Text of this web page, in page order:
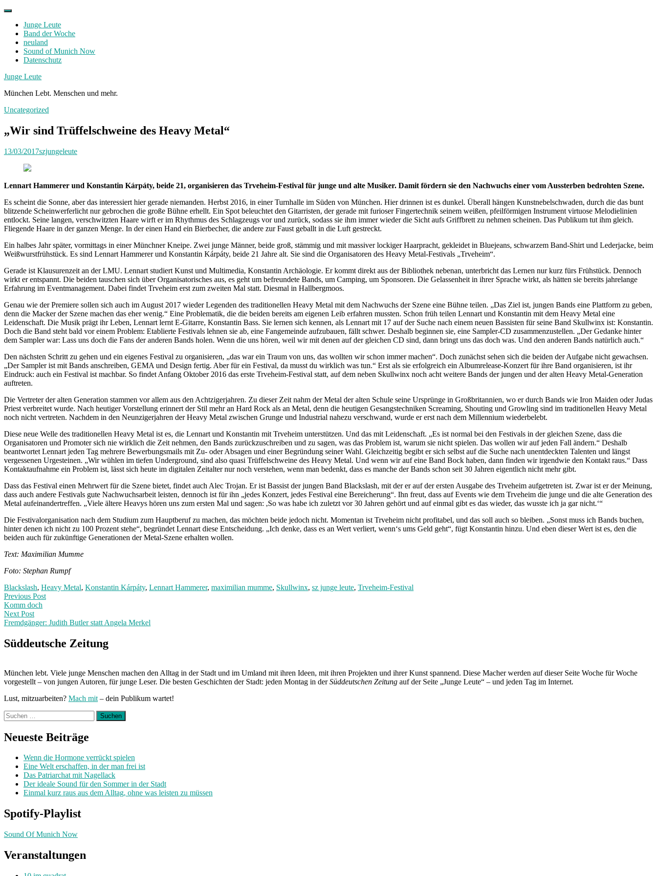
Skip
contentJunge Leute
Band der Woche
neuland
Sound of Munich Now
Datenschutz
Facebook
Twitter
Instagram
Junge Leute
München Lebt. Menschen und mehr.
Uncategorized
„Wir sind Trüffelschweine des Heavy Metal“
13/03/2017szjungeleute
Lennart Hammerer und Konstantin Kárpáty, beide 21, organisieren das Trveheim-Festival für junge und alte Musiker. Damit fördern sie den Nachwuchs einer vom Aussterben bedrohten Szene.
Es scheint die Sonne, aber das interessiert hier gerade niemanden. Herbst 2016, in einer Turnhalle im Süden von München. Hier drinnen ist es dunkel. Überall hängen Kunstnebelschwaden, durch die das bunt
blitzende Scheinwerferlicht nur gebrochen die große Bühne erhellt. Ein Spot beleuchtet den Gitarristen, der gerade mit furioser Fingertechnik seinem weißen, pfeilförmigen Instrument virtuose Melodielinien
entlockt. Seine langen, verschwitzten Haare wirft er im Rhythmus des Schlagzeugs vor und zurück, sodass sie ihm immer wieder die Sicht aufs Griffbrett zu nehmen scheinen. Das Publikum tut ihm gleich.
Fliegende Haare in der ganzen Menge. In der einen Hand ein Bierbecher, die andere zur Faust geballt in die Luft gestreckt.
Ein halbes Jahr später, vormittags in einer Münchner Kneipe. Zwei junge Männer, beide groß, stämmig und mit massiver lockiger Haarpracht, gekleidet in Bluejeans, schwarzem Band-Shirt und Lederjacke, beim
Weißwurstfrühstück. Es sind Lennart Hammerer und Konstantin Kárpáty, beide 21 Jahre alt. Sie sind die Organisatoren des Heavy Metal-Festivals „Trveheim“.
Gerade ist Klausurenzeit an der LMU. Lennart studiert Kunst und Multimedia, Konstantin Archäologie. Er kommt direkt aus der Bibliothek nebenan, unterbricht das Lernen nur kurz fürs Frühstück. Dennoch
wirkt er entspannt. Die beiden tauschen sich über Organisatorisches aus, es geht um befreundete Bands, um Camping, um Sponsoren. Die Gelassenheit in ihrer Sprache wirkt, als hätten sie bereits jahrelange
Erfahrung im Eventmanagement. Dabei findet Trveheim erst zum zweiten Mal statt. Diesmal in Hallbergmoos.
Genau wie der Premiere sollen sich auch im August 2017 wieder Legenden des traditionellen Heavy Metal mit dem Nachwuchs der Szene eine Bühne teilen. „Das Ziel ist, jungen Bands eine Plattform zu geben,
denn die Macker der Szene machen das eher wenig.“ Eine Problematik, die die beiden bereits am eigenen Leib erfahren mussten. Schon früh teilen Lennart und Konstantin mit dem Heavy Metal eine
Leidenschaft. Die Musik prägt ihr Leben, Lennart lernt E-Gitarre, Konstantin Bass. Sie lernen sich kennen, als Lennart mit 17 auf der Suche nach einem neuen Bassisten für seine Band Skullwinx ist: Konstantin.
Doch die Band steht bald vor einem Problem: Etablierte Festivals lehnen sie ab, eine Fangemeinde aufzubauen, fällt schwer. Deshalb beginnen sie, eine Sampler-CD zusammenzustellen. „Der Gedanke hinter
dem Sampler war: Lass uns doch die Fans der anderen Bands holen. Wenn die uns hören, weil wir mit denen auf der gleichen CD sind, dann bringt uns das doch was. Und den anderen Bands natürlich auch.“
Den nächsten Schritt zu gehen und ein eigenes Festival zu organisieren, „das war ein Traum von uns, das wollten wir schon immer machen“. Doch zunächst sehen sich die beiden der Aufgabe nicht gewachsen.
„Der Sampler ist mit Bands anschreiben, GEMA und Design fertig. Aber für ein Festival, da musst du wirklich was tun.“ Erst als sie erfolgreich ein Albumrelease-Konzert für ihre Band organisieren, ist ihr
Eindruck: auch ein Festival ist machbar. So findet Anfang Oktober 2016 das erste Trveheim-Festival statt, auf dem neben Skullwinx noch acht weitere Bands der jungen und der alten Heavy Metal-Generation
auftreten.
Die Vertreter der alten Generation stammen vor allem aus den Achtzigerjahren. Zu dieser Zeit nahm der Metal der alten Schule seine Ursprünge in Großbritannien, wo er durch Bands wie Iron Maiden oder Judas
Priest verbreitet wurde. Nach heutiger Vorstellung erinnert der Stil mehr an Hard Rock als an Metal, denn die heutigen Gesangstechniken Screaming, Shouting und Growling sind im traditionellen Heavy Metal
noch nicht vertreten. Nachdem in den Neunzigerjahren der Heavy Metal zwischen Grunge und Industrial nahezu verschwand, wurde er erst nach dem Millennium wiederbelebt.
Diese neue Welle des traditionellen Heavy Metal ist es, die Lennart und Konstantin mit Trveheim unterstützen. Und das mit Leidenschaft. „Es ist normal bei den Festivals in der gleichen Szene, dass die
Organisatoren und Promoter sich nie wirklich die Zeit nehmen, den Bands zurückzuschreiben und zu sagen, was das Problem ist, warum sie nicht spielen. Das wollen wir auf jeden Fall ändern.“ Deshalb
beantwortet Lennart jeden Tag mehrere Bewerbungsmails mit Zu- oder Absagen und einer Begründung seiner Wahl. Gleichzeitig begibt er sich selbst auf die Suche nach unentdeckten Talenten und längst
vergessenen Urgesteinen. „Wir wühlen im tiefen Underground, sind also quasi Trüffelschweine des Heavy Metal. Und wenn wir auf eine Band Bock haben, dann finden wir irgendwie den Kontakt raus.“ Dass
Kontaktaufnahme ein Problem ist, lässt sich heute im digitalen Zeitalter nur noch verstehen, wenn man bedenkt, dass es manche der Bands schon seit 30 Jahren eigentlich nicht mehr gibt.
Dass das Festival einen Mehrwert für die Szene bietet, findet auch Alec Trojan. Er ist Bassist der jungen Band Blackslash, mit der er auf der ersten Ausgabe des Trveheim aufgetreten ist. Zwar ist er der Meinung,
dass auch andere Festivals gute Nachwuchsarbeit leisten, dennoch ist für ihn „jedes Konzert, jedes Festival eine Bereicherung“. Ihn freut, dass auf Events wie dem Trveheim die junge und die alte Generation des
Metal aufeinandertreffen. „Viele ältere Heavys hören uns zum ersten Mal und sagen: ,So was habe ich zuletzt vor 30 Jahren gehört und auf einmal gibt es das wieder, das wusste ich ja gar nicht.‘“
Die Festivalorganisation nach dem Studium zum Hauptberuf zu machen, das möchten beide jedoch nicht. Momentan ist Trveheim nicht profitabel, und das soll auch so bleiben. „Sonst muss ich Bands buchen,
hinter denen ich nicht zu 100 Prozent stehe“, begründet Lennart diese Entscheidung. „Ich denke, dass es an Wert verliert, wenn‘s ums Geld geht“, fügt Konstantin hinzu. Und eben dieser Wert ist es, den die
beiden auch für zukünftige Generationen der Metal-Szene erhalten wollen.
Text: Maximilian Mumme
Foto: Stephan Rumpf
Blackslash, Heavy Metal, Konstantin Kárpáty, Lennart Hammerer, maximilian mumme, Skullwinx, sz junge leute, Trveheim-Festival
Post
navigation
Previous PostPrevious
Komm doch
Next Post
Fremdgänger: Judith Butler statt Angela Merkel
Post:
Süddeutsche Zeitung
München lebt. Viele junge Menschen machen den Alltag in der Stadt und im Umland mit ihren Ideen, mit ihren Projekten und ihrer Kunst spannend. Diese Macher werden auf dieser Seite Woche für Woche
vorgestellt – von jungen Autoren, für junge Leser. Die besten Geschichten der Stadt: jeden Montag in derSüddeutschen Zeitung auf der Seite „Junge Leute“ – und jeden Tag im Internet.
Lust, mitzuarbeiten? Mach mit – dein Publikum wartet!
Suchen
nach:
Neueste Beiträge
Wenn die Hormone verrückt spielen
Eine Welt erschaffen, in der man frei ist
Das Patriarchat mit Nagellack
Der ideale Sound für den Sommer in der Stadt
Einmal kurz raus aus dem Alltag, ohne was leisten zu müssen
Spotify-Playlist
Sound Of Munich Now
Veranstaltungen